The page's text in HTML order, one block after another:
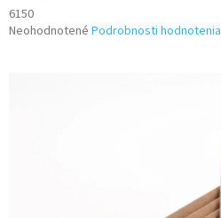
6150
Priemerné
Neohodnotené Podrobnosti hodnotenia